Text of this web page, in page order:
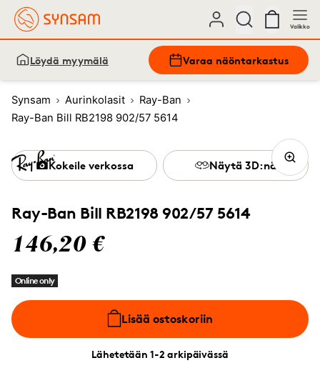
Valikko
Löydä myymälä Varaa näöntarkastus
Synsam Aurinkolasit
Ray-Ban
Ray-Ban Bill RB2198 902/57 5614
Ray-Ban Bill RB2198 902/57 5614
146,20 €
Online only
Lisää ostoskoriin
Lähetetään 1-2 arkipäivässä
Kokeile verkossa Näytä 3D:nä